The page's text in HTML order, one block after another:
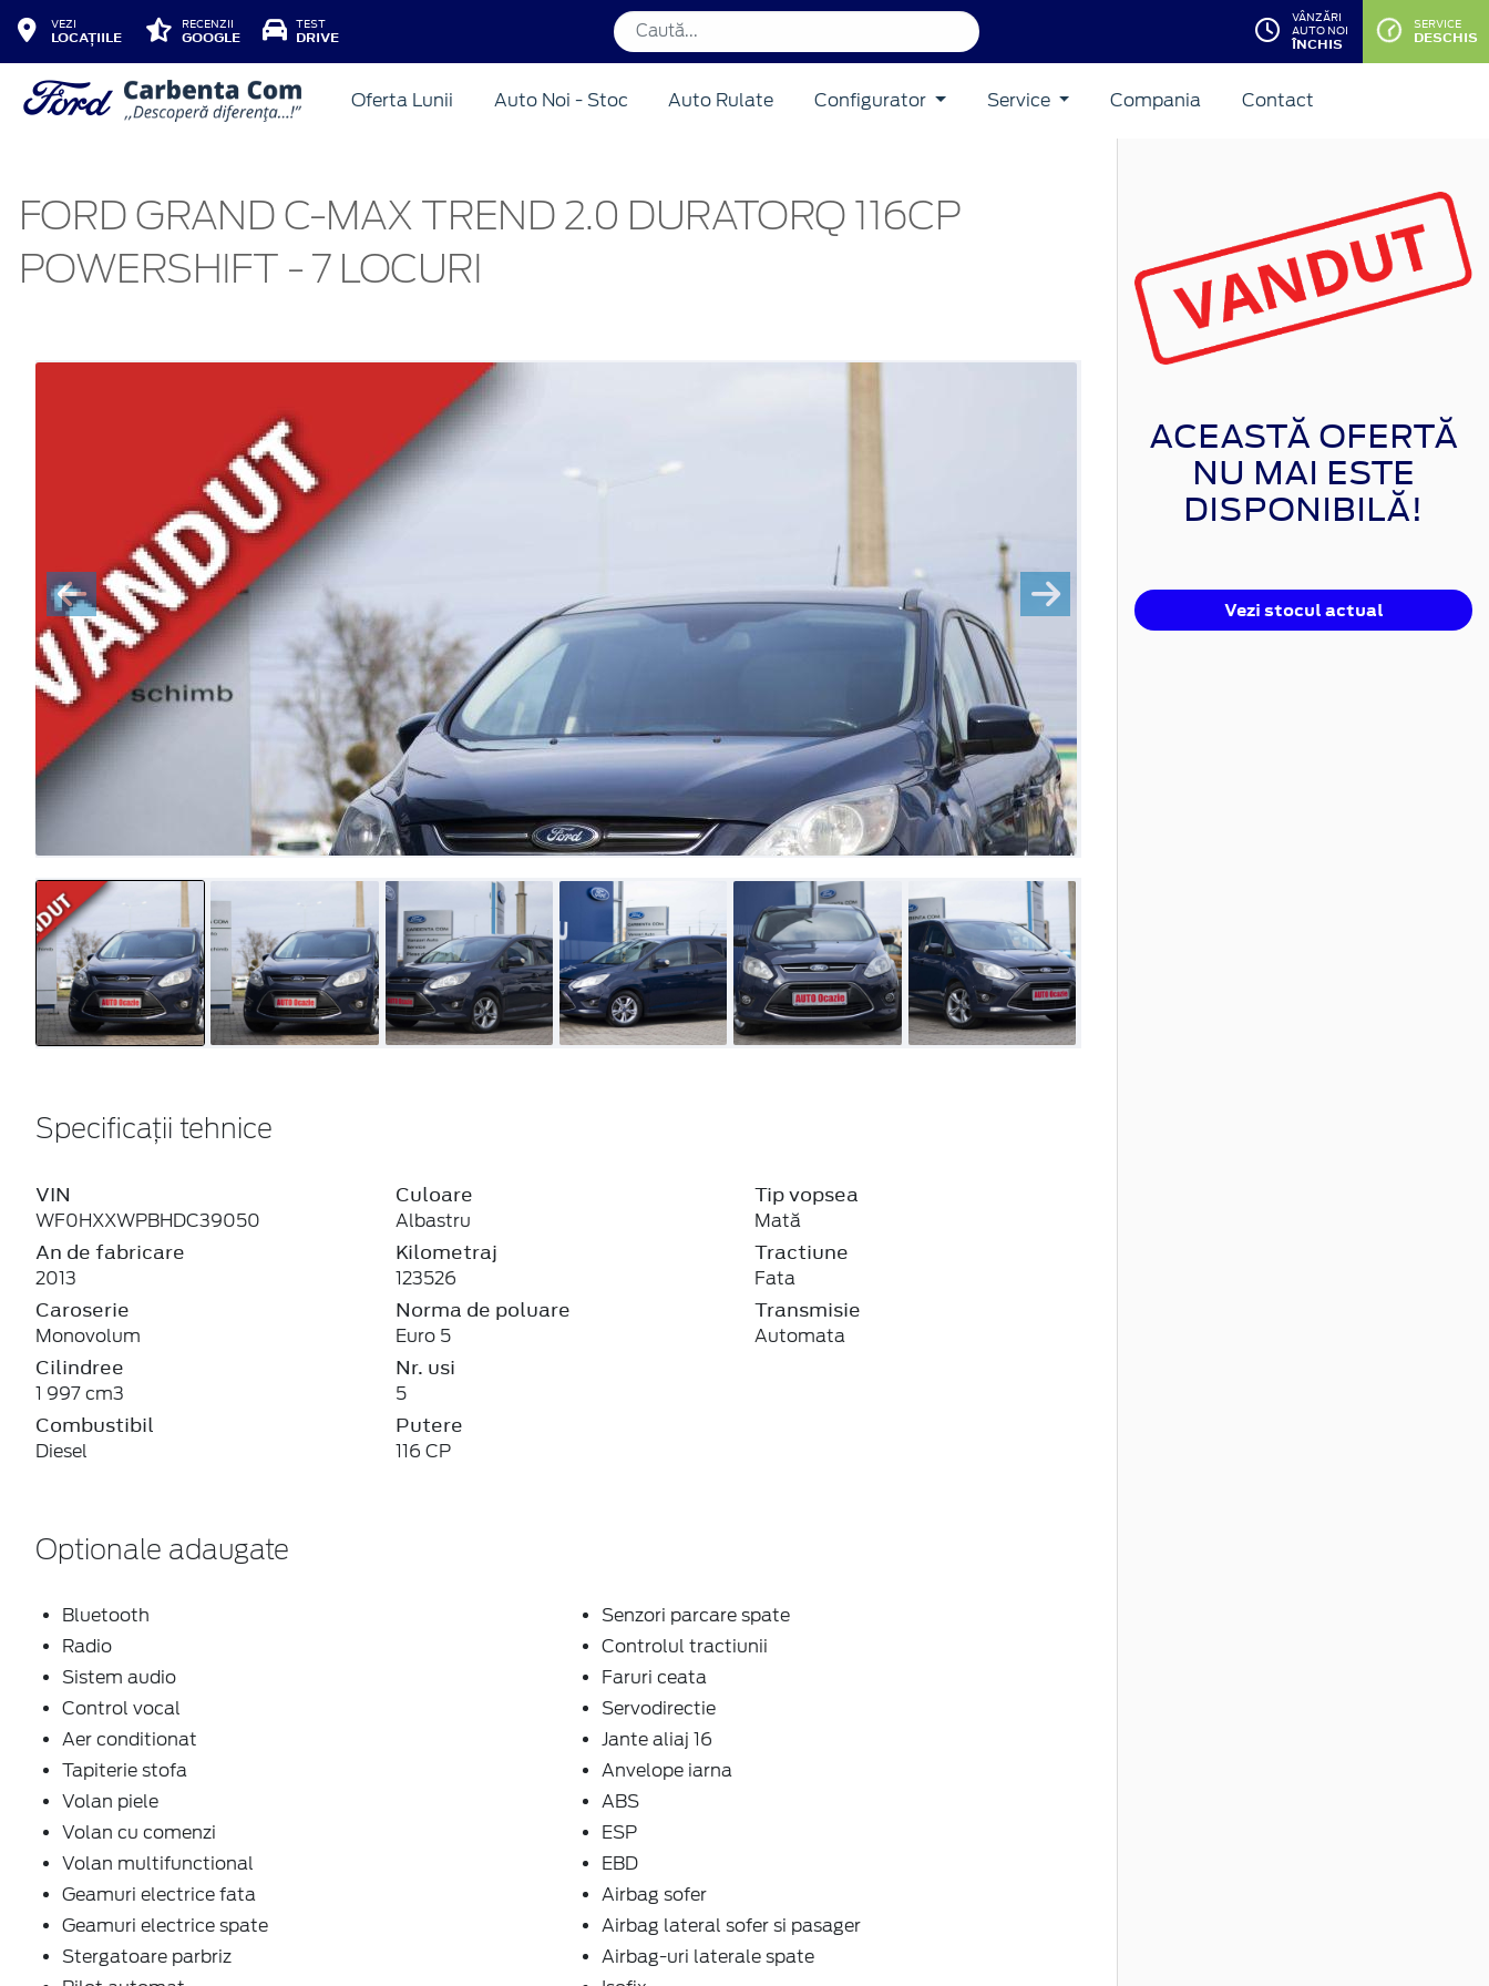
VEZI
LOCAȚIILE
RECENZII
GOOGLE
TEST
DRIVE
VÂNZĂRI
AUTO NOI
ÎNCHIS
SERVICE
DESCHIS
Oferta Lunii Auto Noi - Stoc Auto Rulate Configurator Service Compania Contact
FORD GRAND C-MAX TREND 2.0 DURATORQ 116CP
POWERSHIFT - 7 LOCURI
Specificații tehnice
VIN
WF0HXXWPBHDC39050
An de fabricare
2013
Caroserie
Monovolum
Cilindree
1 997 cm3
Combustibil
Diesel
Culoare
Albastru
Kilometraj
123526
Norma de poluare
Euro 5
Nr. usi
5
Putere
116 CP
Tip vopsea
Mată
Tractiune
Fata
Transmisie
Automata
Optionale adaugate
Bluetooth
Radio
Sistem audio
Control vocal
Aer conditionat
Tapiterie stofa
Volan piele
Volan cu comenzi
Volan multifunctional
Geamuri electrice fata
Geamuri electrice spate
Stergatoare parbriz
Senzori parcare spate
Controlul tractiunii
Faruri ceata
Servodirectie
Jante aliaj 16
Anvelope iarna
ABS
ESP
EBD
Airbag sofer
Airbag lateral sofer si pasager
Airbag-uri laterale spate
ACEASTĂ OFERTĂ
NU MAI ESTE
DISPONIBILĂ!
Vezi stocul actual